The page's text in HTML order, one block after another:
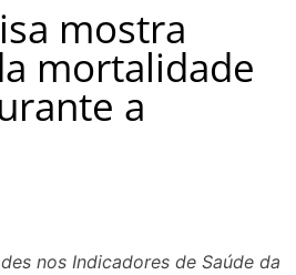
mostra
mortalidade
a
nos Indicadores de Saúde da